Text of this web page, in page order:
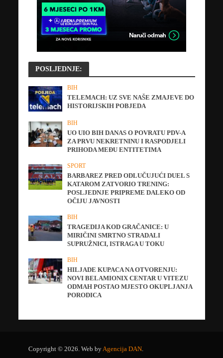
POSLJEDNJE:
BIH
TELEMACH: UZ SVE NAŠE ZMAJEVE DO
HISTORIJSKIH POBJEDA
BIH
UO UIO BIH DANAS O POVRATU PDV-A
ZA PRVU NEKRETNINU I RASPODJELI
PRIHODA MEĐU ENTITETIMA
SPORT
BARBAREZ PRED ODLUČUJUĆI DUEL S
KATAROM ZATVORIO TRENING:
POSLJEDNJE PRIPREME DALEKO OD
OČIJU JAVNOSTI
BIH
TRAGEDIJA KOD GRAČANICE: U
MIRIČINI SMRTNO STRADALI
SUPRUŽNICI, ISTRAGA U TOKU
BIH
HILJADE KUPACA NA OTVORENJU:
NOVI BELAMIONIX CENTAR U VITEZU
ODMAH POSTAO MJESTO OKUPLJANJA
PORODICA
Copyright © 2026. Web byAgencija DAN.